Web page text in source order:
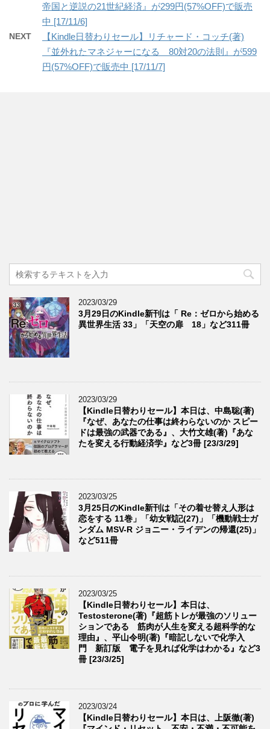
帝国と逆説の21世紀経済』が299円(57%OFF)で販売
中 [17/11/6]
NEXT
【Kindle日替わりセール】リチャード・コッチ(著)
『並外れたマネジャーになる 80対20の法則』が599
円(57%OFF)で販売中 [17/11/7]
2023/03/29
3月29日のKindle新刊は「 Re：ゼロから始める
異世界生活 33」「天空の扉 18」など311冊
2023/03/29
【Kindle日替わりセール】本日は、中島聡(著)
『なぜ、あなたの仕事は終わらないのか スピー
ドは最強の武器である』、大竹文雄(著)『あな
たを変える行動経済学』など3冊 [23/3/29]
2023/03/25
3月25日のKindle新刊は「その着せ替え人形は
恋をする 11巻」「幼女戦記(27)」「機動戦士ガ
ンダム MSV-R ジョニー・ライデンの帰還(25)」
など511冊
2023/03/25
【Kindle日替わりセール】本日は、
Testosterone(著)『超筋トレが最強のソリュー
ションである 筋肉が人生を変える超科学的な
理由』、平山令明(著)『暗記しないで化学入
門 新訂版 電子を見れば化学はわかる』など3
冊 [23/3/25]
2023/03/24
【Kindle日替わりセール】本日は、上阪徹(著)